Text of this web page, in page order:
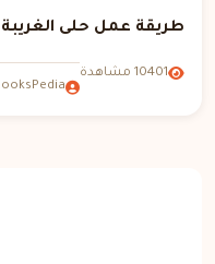
طريقة عمل حلى
10401 مشاهدة